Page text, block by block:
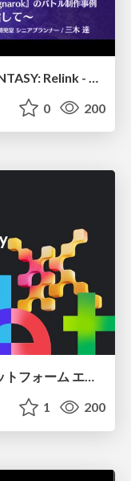
0 200
AIエージェントを前提としたプラットフォーム エンジニアリング：GKEで作るAgent-Ready Golden Path
1 200